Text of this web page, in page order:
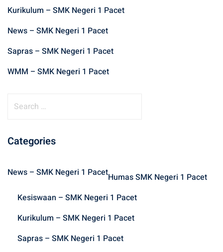
Kurikulum – SMK Negeri 1 Pacet
News – SMK Negeri 1 Pacet
Sapras – SMK Negeri 1 Pacet
WMM – SMK Negeri 1 Pacet
r
f
Categories
News – SMK Negeri 1 PacetHumas SMK Negeri 1 Pacet
Kesiswaan – SMK Negeri 1 Pacet
Kurikulum – SMK Negeri 1 Pacet
Sapras – SMK Negeri 1 Pacet